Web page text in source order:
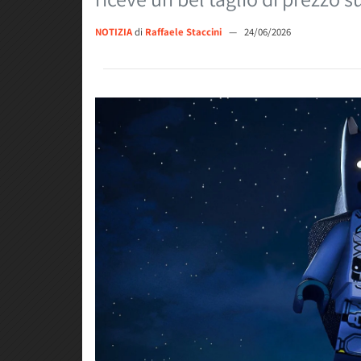
NOTIZIAdi Raffaele Staccini — 24/06/2026